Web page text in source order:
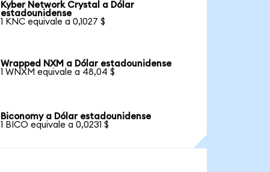
Kyber Network Crystal a Dólar
estadounidense
1 KNC equivale a 0,1027 $
Wrapped NXM a Dólar estadounidense
1 WNXM equivale a 48,04 $
Biconomy a Dólar estadounidense
1 BICO equivale a 0,0231 $